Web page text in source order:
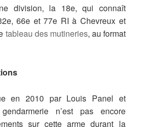
division, la 18e, qui connaît
66e et 77e RI à Chevreux et
tableau des mutineries, au format
en 2010 par Louis Panel et
n’est pas encore
sur cette arme durant la